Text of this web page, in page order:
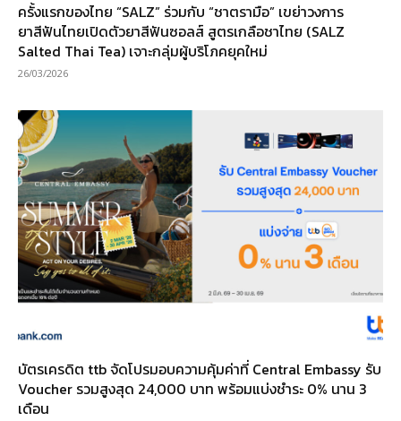
ครั้งแรกของไทย “SALZ” ร่วมกับ “ชาตรามือ” เขย่าวงการ
ยาสีฟันไทยเปิดตัวยาสีฟันซอลส์ สูตรเกลือชาไทย (SALZ
Salted Thai Tea) เจาะกลุ่มผู้บริโภคยุคใหม่
26/03/2026
บัตรเครดิต ttb จัดโปรมอบความคุ้มค่าที่ Central Embassy รับ
Voucher รวมสูงสุด 24,000 บาท พร้อมแบ่งชำระ 0% นาน 3
เดือน